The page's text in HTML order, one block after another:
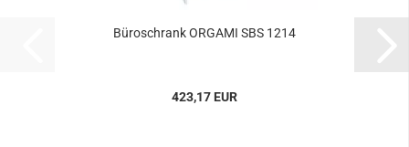
Bü­ro­schrank OR­GA­MI SBS 1214
423,17 EUR